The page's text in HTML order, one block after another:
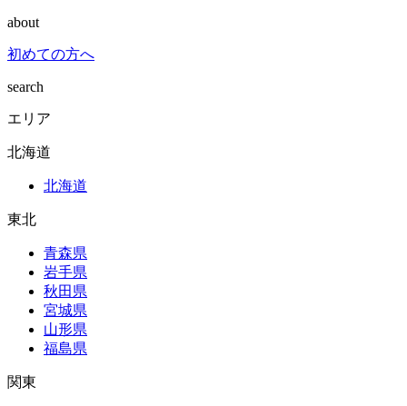
about
初めての方へ
search
エリア
北海道
北海道
東北
青森県
岩手県
秋田県
宮城県
山形県
福島県
関東